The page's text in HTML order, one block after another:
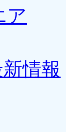
ア
情報